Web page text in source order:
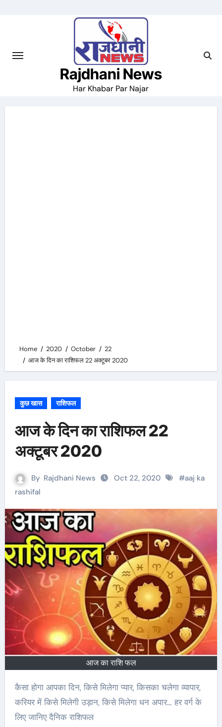
Rajdhani News
Har Khabar Par Najar
Home 2020 October
22
आज के दिन का राशिफल 22 अक्टूबर 2020
कुछ खास राशिफल
आज के दिन का राशिफल 22
अक्टूबर 2020
By Rajdhani News Oct 22, 2020 #aaj ka
rashifal
आज का राशि फल
कैसा होगा आपका दिन, किसे मिलेगा प्यार, किसका चलेगा व्यापार,
करियर में किसे मिलेगी उड़ान, किसे मिलेगा धन अपार… हर वर्ग के
लिए जानिए दैनिक राशिफल